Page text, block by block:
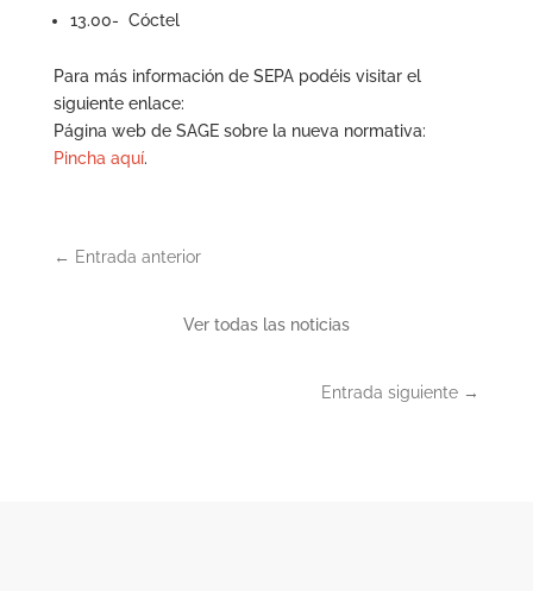
13.00- Cóctel
Para más información de SEPA podéis visitar el
siguiente enlace:
Página web de SAGE sobre la nueva normativa:
Pincha aquí.
← Entrada anterior
Ver todas las noticias
Entrada siguiente →